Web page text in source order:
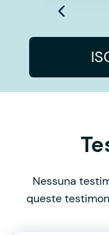
Nessuna
queste